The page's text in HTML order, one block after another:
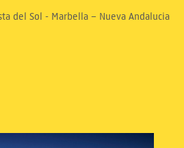
del Sol - Marbella – Nueva Andalucia
2
2